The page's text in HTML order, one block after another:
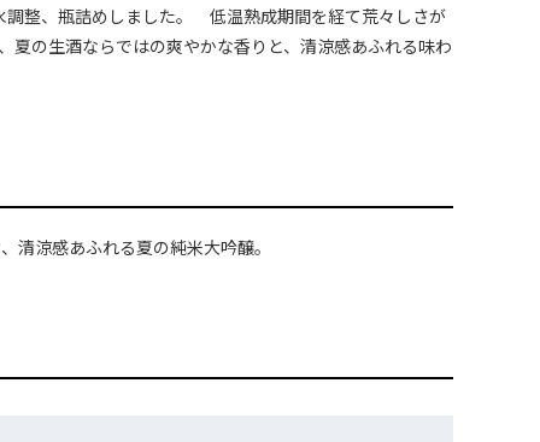
整、瓶詰めしました。 低温熟成期間を経て荒々しさが
の生酒ならではの爽やかな香りと、清涼感あふれる味わ
涼感あふれる夏の純米大吟醸。